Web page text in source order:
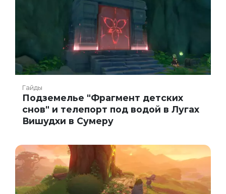
Гайды
Подземелье "Фрагмент детских
снов" и телепорт под водой в Лугах
Вишудхи в Сумеру